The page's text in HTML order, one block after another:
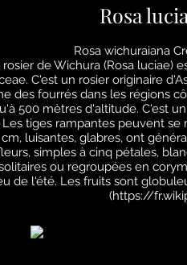
Rosa
Rosa wichuraiana
rosier de Wichura (Rosa luciae)
C'est un rosier originaire
des fourrés dans les régions
500 mètres d'altitude. C'est
Les tiges rampantes peuvent
cm, luisantes, glabres, ont
simples à cinq pétales,
ou regroupées en
de l'été. Les fruits sont
(https://